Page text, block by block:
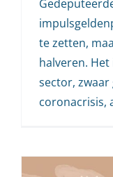
te zetten,
halveren.
sector,
coronacrisis,